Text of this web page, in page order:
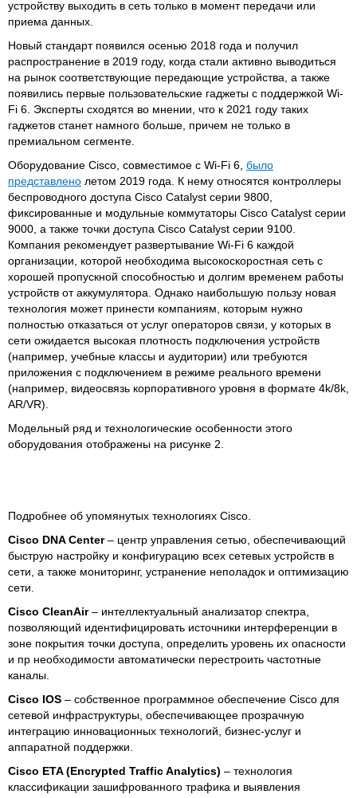
устройству выходить в сеть только в момент передачи или
приема данных.
Новый стандарт появился осенью 2018 года и получил
распространение в 2019 году, когда стали активно выводиться
на рынок соответствующие передающие устройства, а также
появились первые пользовательские гаджеты с поддержкой Wi-
Fi 6. Эксперты сходятся во мнении, что к 2021 году таких
гаджетов станет намного больше, причем не только в
премиальном сегменте.
Оборудование Cisco, совместимое с Wi-Fi 6, было
представлено летом 2019 года. К нему относятся контроллеры
беспроводного доступа Cisco Catalyst серии 9800,
фиксированные и модульные коммутаторы Cisco Catalyst серии
9000, а также точки доступа Cisco Catalyst серии 9100.
Компания рекомендует развертывание Wi-Fi 6 каждой
организации, которой необходима высокоскоростная сеть с
хорошей пропускной способностью и долгим временем работы
устройств от аккумулятора. Однако наибольшую пользу новая
технология может принести компаниям, которым нужно
полностью отказаться от услуг операторов связи, у которых в
сети ожидается высокая плотность подключения устройств
(например, учебные классы и аудитории) или требуются
приложения с подключением в режиме реального времени
(например, видеосвязь корпоративного уровня в формате 4k/8k,
AR/VR).
Модельный ряд и технологические особенности этого
оборудования отображены на рисунке 2.
Подробнее об упомянутых технологиях Cisco.
Cisco DNA Center– центр управления сетью, обеспечивающий
быструю настройку и конфигурацию всех сетевых устройств в
сети, а также мониторинг, устранение неполадок и оптимизацию
сети.
Cisco CleanAir– интеллектуальный анализатор спектра,
позволяющий идентифицировать источники интерференции в
зоне покрытия точки доступа, определить уровень их опасности
и пр необходимости автоматически перестроить частотные
каналы.
Cisco IOS – собственное программное обеспечение Cisco для
сетевой инфраструктуры, обеспечивающее прозрачную
интеграцию инновационных технологий, бизнес-услуг и
аппаратной поддержки.
Cisco ETA (Encrypted Traffic Analytics) – технология
классификации зашифрованного трафика и выявления